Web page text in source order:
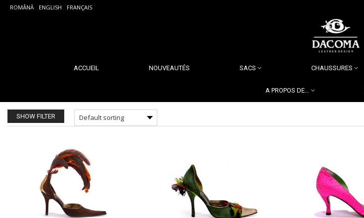
ROMÂNĂ ENGLISH FRANÇAIS
ACCUEIL NOUVEAUTÉS SACS CHAUSSURES
A PROPOS DE…
SHOW FILTER